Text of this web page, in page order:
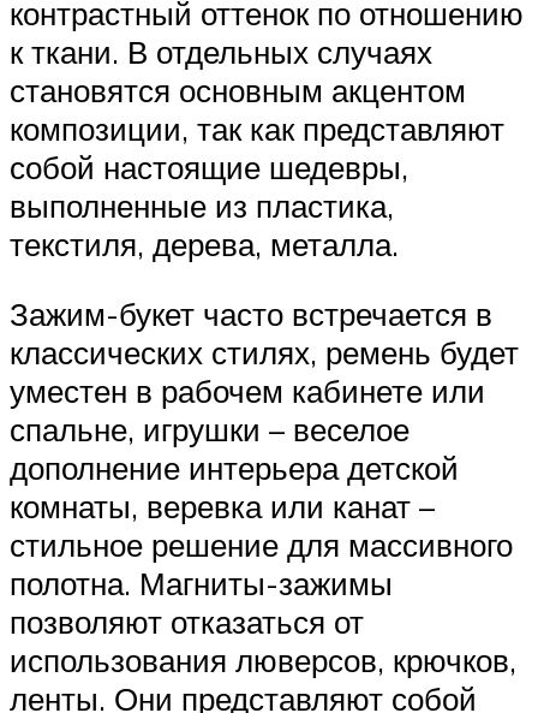
контрастный оттенок по отношению
к ткани. В отдельных случаях
становятся основным акцентом
композиции, так как представляют
собой настоящие шедевры,
выполненные из пластика,
текстиля, дерева, металла.
Зажим-букет часто встречается в
классических стилях, ремень будет
уместен в рабочем кабинете или
спальне, игрушки – веселое
дополнение интерьера детской
комнаты, веревка или канат –
стильное решение для массивного
полотна. Магниты-зажимы
позволяют отказаться от
использования люверсов, крючков,
ленты. Они представляют собой